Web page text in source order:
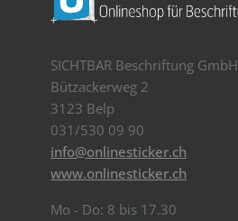
SICHTBAR Beschriftung GmbH
Bützackerweg 2
3123 Belp
031/530 09 90
info@onlinesticker.ch
www.onlinesticker.ch
Mo - Do: 8 bis 17.30